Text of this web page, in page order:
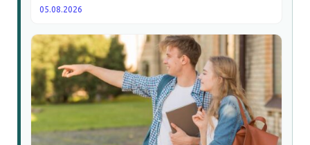
05.08.2026